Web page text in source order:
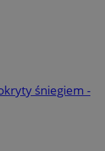
śniegiem -